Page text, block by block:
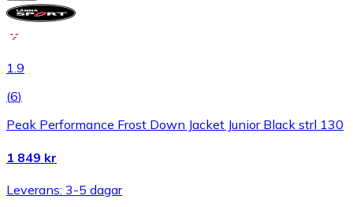
1.9
(6)
Peak Performance Frost Down Jacket Junior Black strl 130
1 849 kr
Leverans: 3-5 dagar